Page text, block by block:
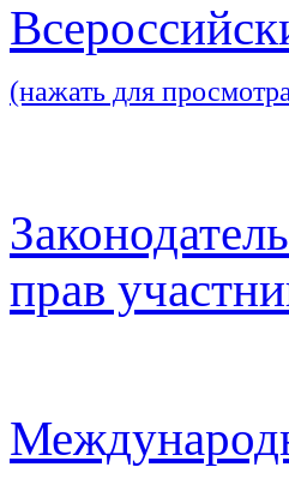
(нажать для
прав